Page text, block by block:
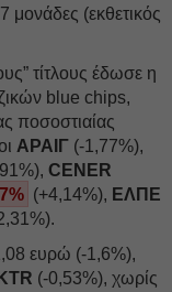
(εκθετικός
τίτλους έδωσε η
blue chips,
ποσοστιαίας
ΑΡΑΙΓ (-1,77%),
CENER
(+4,14%), ΕΛΠΕ
ευρώ (-1,6%),
(-0,53%), χωρίς